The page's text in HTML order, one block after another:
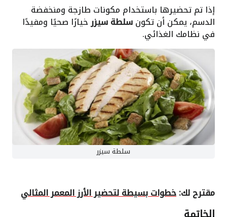
إذا تم تحضيرها باستخدام مكونات طازجة ومنخفضة
الدسم، يمكن أن تكونسلطة سيزرخيارًا صحيًا ومفيدًا
في نظامك الغذائي.
سلطة سيزر
مقترح لك:خطوات بسيطة لتحضير الأرز المعمر المثالي